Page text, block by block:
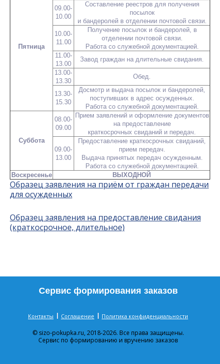
Пятница
09.00-
10.00
Составление реестров для получения
посылок
и бандеролей в отделении почтовой связи.
10.00-
11.00
Получение посылок и бандеролей, в
отделении почтовой связи.
Работа со служебной документацией.
11.00-
13.00
Завод граждан на длительные свидания.
13.00-
13.30
Обед.
13.30-
15.30
Досмотр и выдача посылок и бандеролей,
поступивших в адрес осужденных.
Работа со служебной документацией.
Суббота
08.00-
09.00
Прием заявлений и оформление документов
на предоставление
краткосрочных свиданий и передач.
09.00-
13.00
Предоставление краткосрочных свиданий,
прием передач.
Выдача принятых передач осужденным.
Работа со служебной документацией.
Воскресенье
ВЫХОДНОЙ
Образец заявления на приём от граждан передачи
для осужденных
Образец заявления на предоставление свидания
(краткосрочное, длительное)
Сервис формирования заказов
Контакты Соглашение Политика конфиденциальности
© sizo-pokupka.ru, 2018-2026. Все права защищены.
Сервис по формированию и вручению заказов